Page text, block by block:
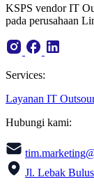
KSPS vendor IT
pada perusahaan
Services:
Layanan IT
Hubungi kami:
Jl. Lebak